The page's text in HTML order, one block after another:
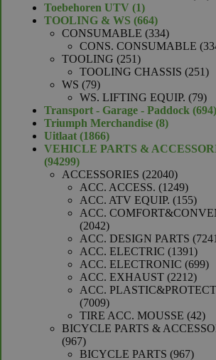
Toebehoren UTV 11
product
TOOLING & WS 664664
producten
CONSUMABLE 334334
producten
CONS. CONSUMABLE
TOOLING 251251
producten
TOOLING CHASSIS 251251
WS 7979
producten
WS. LIFTING EQUIP. 7979
Transport - Garage - Paddock 694
Triumph Merchandise 88
Uitlaat 18661866
producten
VEHICLE PARTS &
9429994299
producten
ACCESSORIES 2204022040
producten
ACC. ACCESS. 12491249
ACC. ATV EQUIP. 155155
ACC.
20422042
producten
ACC. DESIGN PARTS 7241
ACC. ELECTRIC 13911391
ACC. ELECTRONIC 699699
ACC. EXHAUST 22122212
ACC. PLASTIC&PROTECT
70097009
producten
TIRE ACC. MOUSSE 4242
BICYCLE PARTS &
967967
producten
BICYCLE PARTS 967967